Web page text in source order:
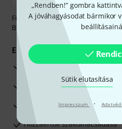
„Rendben!” gombra
A jóváhagyásodat bármikor
Sütik elutasítása
Impresszum ·
Fizessen biztonságosan,
Betéti- vagy hitelkártya
Előnyök
3 éves Thomann-garancia
30 napos pénzvisszafizetési
Javítás/Szervizelés
Hozzáértők szaktanácsadása